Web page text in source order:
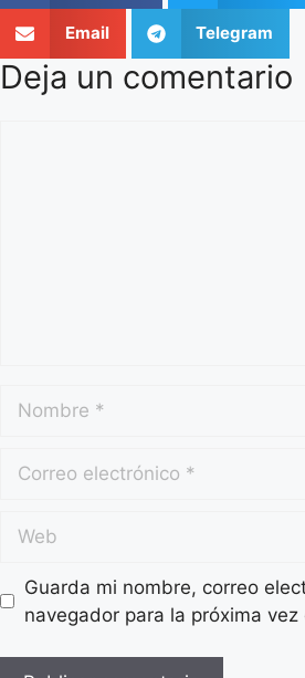
Email Telegram
Deja un comentario
Guarda mi nombre, correo
navegador para la próxima vez